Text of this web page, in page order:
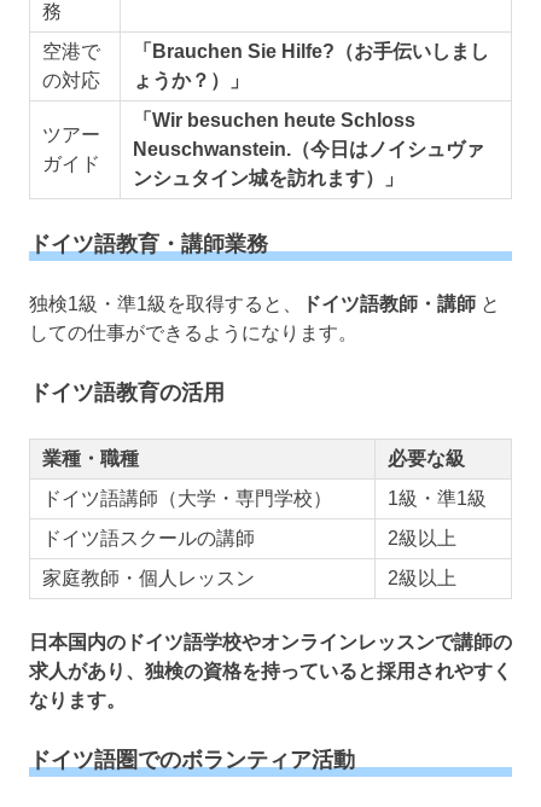
務
空港で
の対応
「Brauchen Sie Hilfe?（お手伝いしまし
ょうか？）」
ツアー
ガイド
「Wir besuchen heute Schloss
Neuschwanstein.（今日はノイシュヴァ
ンシュタイン城を訪れます）」
ドイツ語教育・講師業務
独検1級・準1級を取得すると、 ドイツ語教師・講師 と
しての仕事ができるようになります。
ドイツ語教育の活用
業種・職種
必要な級
ドイツ語講師（大学・専門学校）
1級・準1級
ドイツ語スクールの講師
2級以上
家庭教師・個人レッスン
2級以上
日本国内のドイツ語学校やオンラインレッスンで講師の
求人があり、独検の資格を持っていると採用されやすく
なります。
ドイツ語圏でのボランティア活動